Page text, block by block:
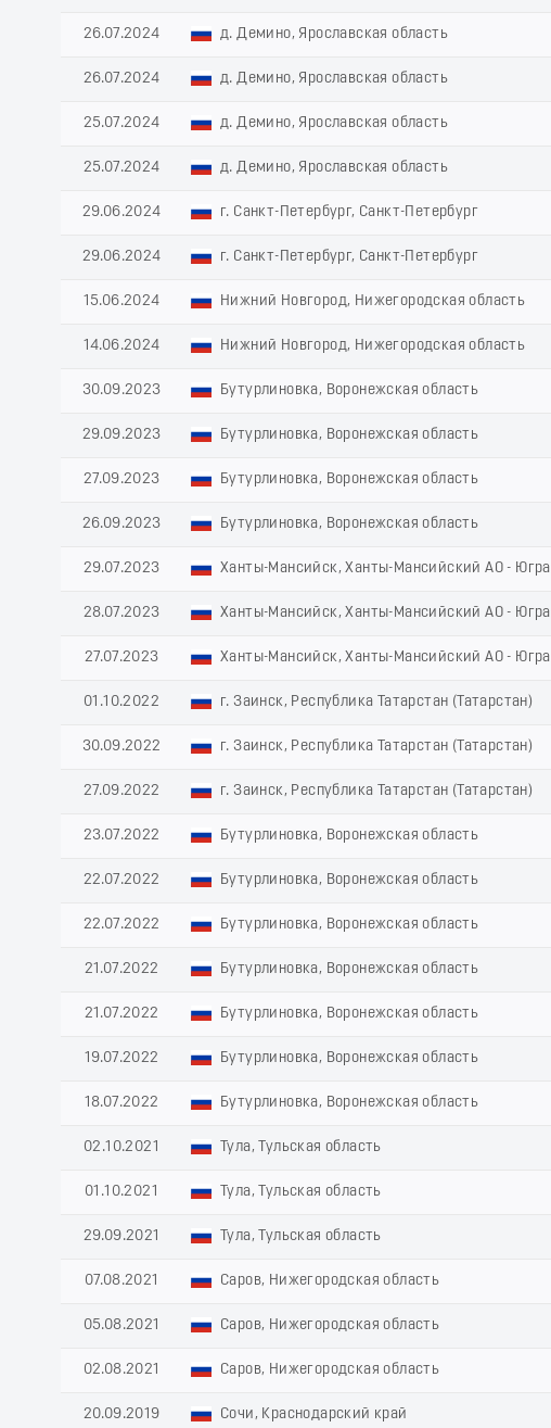
26.07.2024 д. Демино, Ярославская область
26.07.2024 д. Демино, Ярославская область
25.07.2024 д. Демино, Ярославская область
25.07.2024 д. Демино, Ярославская область
29.06.2024 г. Санкт-Петербург, Санкт-Петербург
29.06.2024 г. Санкт-Петербург, Санкт-Петербург
15.06.2024 Нижний Новгород, Нижегородская область
14.06.2024 Нижний Новгород, Нижегородская область
30.09.2023 Бутурлиновка, Воронежская область
29.09.2023 Бутурлиновка, Воронежская область
27.09.2023 Бутурлиновка, Воронежская область
26.09.2023 Бутурлиновка, Воронежская область
29.07.2023 Ханты-Мансийск, Ханты-Мансийский АО - Югра
28.07.2023 Ханты-Мансийск, Ханты-Мансийский АО - Югра
27.07.2023 Ханты-Мансийск, Ханты-Мансийский АО - Югра
01.10.2022 г. Заинск, Республика Татарстан (Татарстан)
30.09.2022 г. Заинск, Республика Татарстан (Татарстан)
27.09.2022 г. Заинск, Республика Татарстан (Татарстан)
23.07.2022 Бутурлиновка, Воронежская область
22.07.2022 Бутурлиновка, Воронежская область
22.07.2022 Бутурлиновка, Воронежская область
21.07.2022 Бутурлиновка, Воронежская область
21.07.2022 Бутурлиновка, Воронежская область
19.07.2022 Бутурлиновка, Воронежская область
18.07.2022 Бутурлиновка, Воронежская область
02.10.2021 Тула, Тульская область
01.10.2021 Тула, Тульская область
29.09.2021 Тула, Тульская область
07.08.2021 Саров, Нижегородская область
05.08.2021 Саров, Нижегородская область
02.08.2021 Саров, Нижегородская область
20.09.2019 Сочи, Краснодарский край